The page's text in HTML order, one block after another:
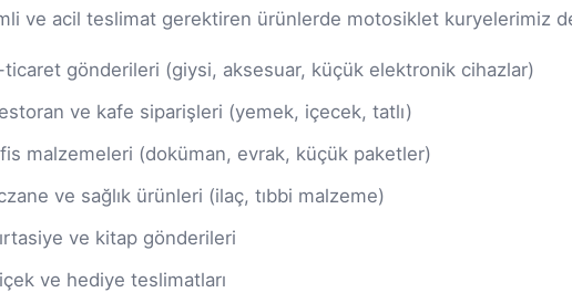
ve acil teslimat gerektiren ürünlerde motosiklet kuryelerimiz
ticaret gönderileri (giysi, aksesuar, küçük elektronik cihazlar)
ve kafe siparişleri (yemek, içecek, tatlı)
malzemeleri (doküman, evrak, küçük paketler)
ve sağlık ürünleri (ilaç, tıbbi malzeme)
ve kitap gönderileri
ve hediye teslimatları